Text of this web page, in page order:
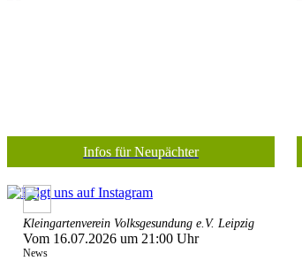
Infos für Neupächter
Kleingartenverein Volksgesundung e.V. Leipzig
Vom 16.07.2026 um 21:00 Uhr
News